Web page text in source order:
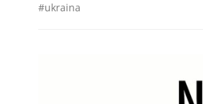
#ukraina